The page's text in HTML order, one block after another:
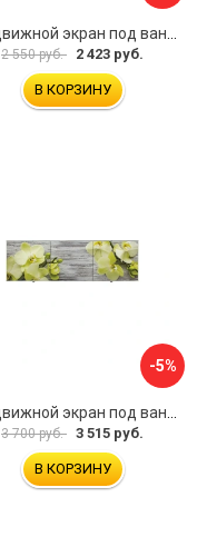
2 550 руб. 2 423 руб.
В КОРЗИНУ
-5%
3 700 руб. 3 515 руб.
В КОРЗИНУ